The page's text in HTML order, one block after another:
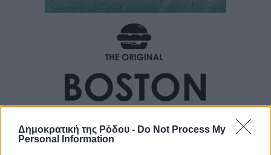
Δημοκρατική της Ρόδου - Do Not Process My
Personal Information